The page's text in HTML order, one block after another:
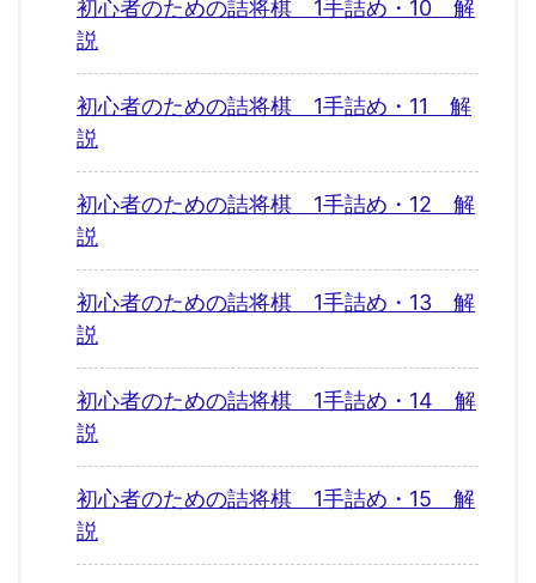
初心者のための詰将棋 1手詰め・10 解
説
初心者のための詰将棋 1手詰め・11 解
説
初心者のための詰将棋 1手詰め・12 解
説
初心者のための詰将棋 1手詰め・13 解
説
初心者のための詰将棋 1手詰め・14 解
説
初心者のための詰将棋 1手詰め・15 解
説